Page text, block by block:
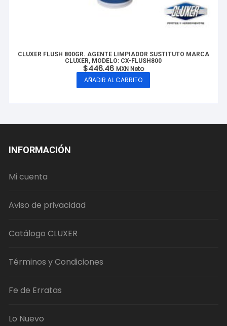
CLUXER FLUSH 800GR. AGENTE LIMPIADOR SUSTITUTO MARCA
CLUXER, MODELO: CX-FLUSH800
$446.46 MXN Neto
AÑADIR AL CARRITO
INFORMACIÓN
Mi cuenta
Aviso de privacidad
Catálogo CLUXER
Términos y Condiciones
Fe de Erratas
Lo Nuevo